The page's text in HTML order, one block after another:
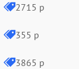
2715 р
355 р
3865 р